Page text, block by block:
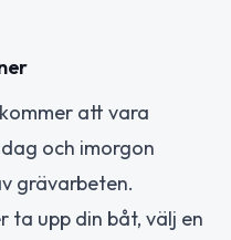
att vara
och imorgon
grävarbeten.
ta upp din båt, välj en